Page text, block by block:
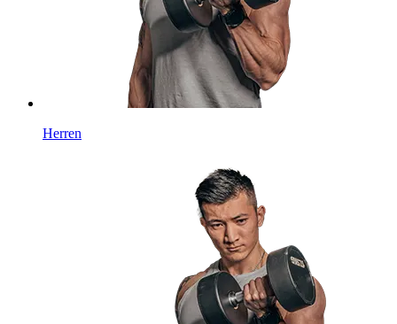
Herren